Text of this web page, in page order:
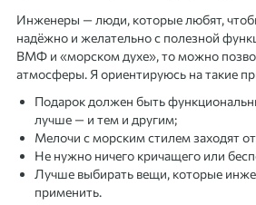
Инженеры — люди, которые любят,
надёжно и желательно с полезной
ВМФ и «морском духе», то можно
атмосферы. Я ориентируюсь на такие
Подарок должен быть
лучше — и тем и другим;
Мелочи с морским стилем заходят
Не нужно ничего кричащего или
Лучше выбирать вещи, которые
применить.